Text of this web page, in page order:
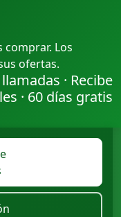
comprar. Los
ofertas.
· Recibe
· 60 días gratis